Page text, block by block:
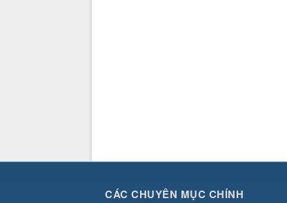
CÁC CHUYÊN MỤC CHÍNH